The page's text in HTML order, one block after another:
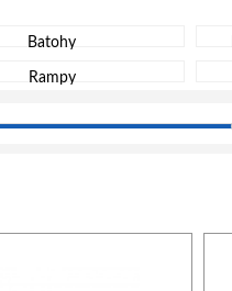
Batohy
Rampy